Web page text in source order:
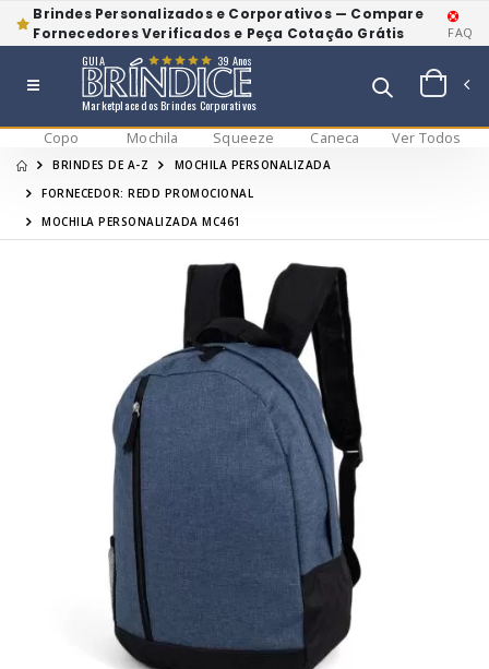
Brindes Personalizados e Corporativos — Compare
Fornecedores Verificados e Peça Cotação Grátis
FAQ
Marketplace dos Brindes Corporativos
GUIA 39 Anos
Copo Mochila Squeeze Caneca Ver Todos
BRINDES DE A-Z
MOCHILA PERSONALIZADA
FORNECEDOR: REDD PROMOCIONAL
MOCHILA PERSONALIZADA MC461